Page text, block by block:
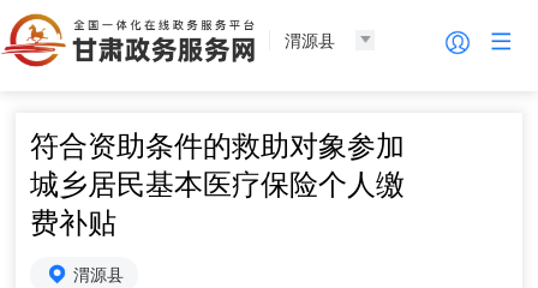
渭源县
符合资助条件的救助对象参加
城乡居民基本医疗保险个人缴
费补贴
渭源县